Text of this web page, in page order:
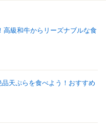
高級和牛からリーズナブルな食
天ぷらを食べよう！おすすめ